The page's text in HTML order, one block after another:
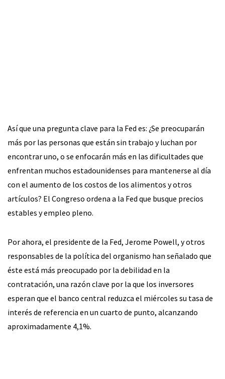
Así que una pregunta clave para la Fed es: ¿Se preocuparán
más por las personas que están sin trabajo y luchan por
encontrar uno, o se enfocarán más en las dificultades que
enfrentan muchos estadounidenses para mantenerse al día
con el aumento de los costos de los alimentos y otros
artículos? El Congreso ordena a la Fed que busque precios
estables y empleo pleno.
Por ahora, el presidente de la Fed, Jerome Powell, y otros
responsables de la política del organismo han señalado que
éste está más preocupado por la debilidad en la
contratación, una razón clave por la que los inversores
esperan que el banco central reduzca el miércoles su tasa de
interés de referencia en un cuarto de punto, alcanzando
aproximadamente 4,1%.